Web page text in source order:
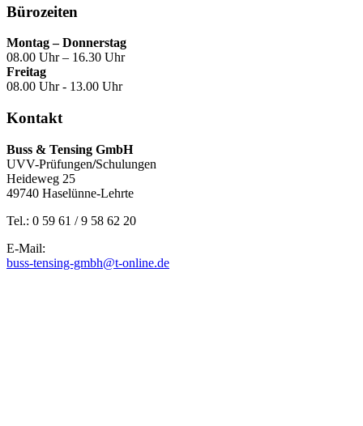
Bürozeiten
Montag – Donnerstag
08.00 Uhr – 16.30 Uhr
Freitag
08.00 Uhr - 13.00 Uhr
Kontakt
Buss & Tensing GmbH
UVV-Prüfungen/Schulungen
Heideweg 25
49740 Haselünne-Lehrte
Tel.: 0 59 61 / 9 58 62 20
E-Mail:
buss-tensing-gmbh@t-online.de